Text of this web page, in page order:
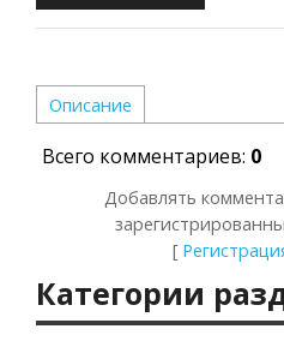
Описание
Всего комментариев: 0
Добавлять
[
Категории